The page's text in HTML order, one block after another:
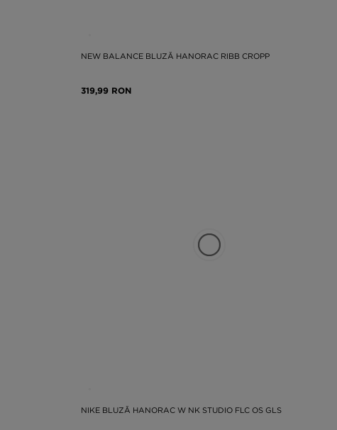
NEW BALANCE BLUZĂ HANORAC RIBB CROPP
319,99 RON
NIKE BLUZĂ HANORAC W NK STUDIO FLC OS GLS